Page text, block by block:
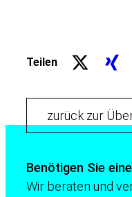
Teilen
zurück zur
Benötigen Sie
Wir beraten und